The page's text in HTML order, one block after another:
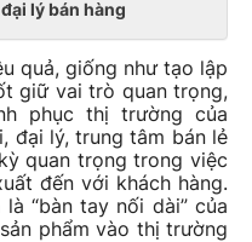
lý bán hàng
quả, giống như tạo lập
giữ vai trò quan trọng,
phục thị trường của
đại lý, trung tâm bán lẻ
quan trọng trong việc
đến với khách hàng.
“bàn tay nối dài” của
phẩm vào thị trường